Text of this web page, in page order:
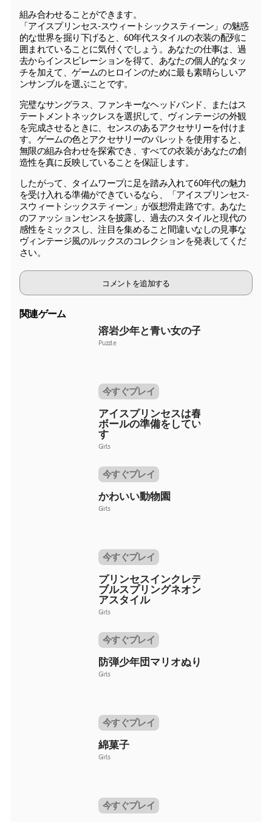
組み合わせることができます。
「アイスプリンセス-スウィートシックスティーン」の魅惑
的な世界を掘り下げると、60年代スタイルの衣装の配列に
囲まれていることに気付くでしょう。あなたの仕事は、過
去からインスピレーションを得て、あなたの個人的なタッ
チを加えて、ゲームのヒロインのために最も素晴らしいア
ンサンブルを選ぶことです。
完璧なサングラス、ファンキーなヘッドバンド、またはス
テートメントネックレスを選択して、ヴィンテージの外観
を完成させるときに、センスのあるアクセサリーを付けま
す。ゲームの色とアクセサリーのパレットを使用すると、
無限の組み合わせを探索でき、すべての衣装があなたの創
造性を真に反映していることを保証します。
したがって、タイムワープに足を踏み入れて60年代の魅力
を受け入れる準備ができているなら、「アイスプリンセス-
スウィートシックスティーン」が仮想滑走路です。あなた
のファッションセンスを披露し、過去のスタイルと現代の
感性をミックスし、注目を集めること間違いなしの見事な
ヴィンテージ風のルックスのコレクションを発表してくだ
さい。
コメントを追加する
関連ゲーム
溶岩少年と青い女の子
Puzzle
今すぐプレイ
アイスプリンセスは春の
ボールの準備をしていま
す
Girls
今すぐプレイ
かわいい動物園
Girls
今すぐプレイ
プリンセスインクレディ
ブルスプリングネオンヘ
アスタイル
Girls
今すぐプレイ
防弾少年団マリオぬりえ
Girls
今すぐプレイ
綿菓子
Girls
今すぐプレイ